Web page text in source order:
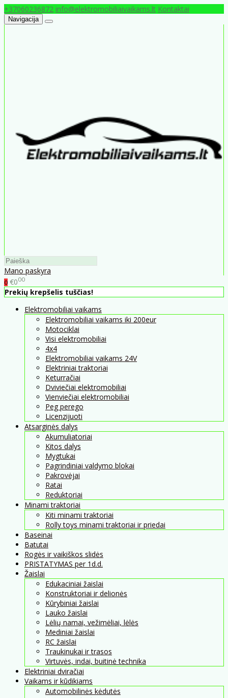
+37060236872 info@elektromobiliaivaikams.lt Kontaktai
Navigacija
Mano paskyra
0 €000
Prekių krepšelis tuščias!
Elektromobiliai vaikams
Elektromobiliai vaikams iki 200eur
Motociklai
Visi elektromobiliai
4x4
Elektromobiliai vaikams 24V
Elektriniai traktoriai
Keturračiai
Dviviečiai elektromobiliai
Vienviečiai elektromobiliai
Peg perego
Licenzijuoti
Atsarginės dalys
Akumuliatoriai
Kitos dalys
Mygtukai
Pagrindiniai valdymo blokai
Pakrovėjai
Ratai
Reduktoriai
Minami traktoriai
Kiti minami traktoriai
Rolly toys minami traktoriai ir priedai
Baseinai
Batutai
Rogės ir vaikiškos slidės
PRISTATYMAS per 1d.d.
Žaislai
Edukaciniai žaislai
Konstruktoriai ir delionės
Kūrybiniai žaislai
Lauko žaislai
Lėlių namai, vežimėliai, lėlės
Mediniai žaislai
RC žaislai
Traukinukai ir trasos
Virtuvės, indai, buitinė technika
Elektriniai dviračiai
Vaikams ir kūdikiams
Automobilinės kėdutės